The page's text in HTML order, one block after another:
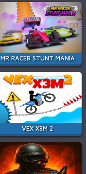
MR RACER STUNT MANIA
VEX X3M 2